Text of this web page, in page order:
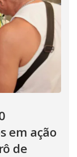
em ação
de